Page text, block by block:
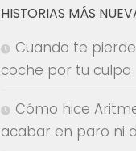
HISTORIAS MÁS
Cuando te
coche por tu culpa
Cómo hice
acabar en paro ni